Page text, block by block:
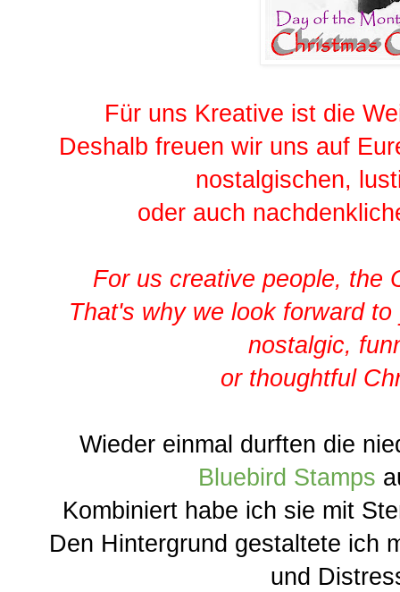
Für uns Kreative ist die
Deshalb freuen wir uns auf
nostalgischen,
oder auch
For us creative people, the
That's why we look forward
nostalgic,
or thoughtful
Wieder einmal durften die
Bluebird Stamps
Kombiniert habe ich sie mit
Den Hintergrund gestaltete ich
und